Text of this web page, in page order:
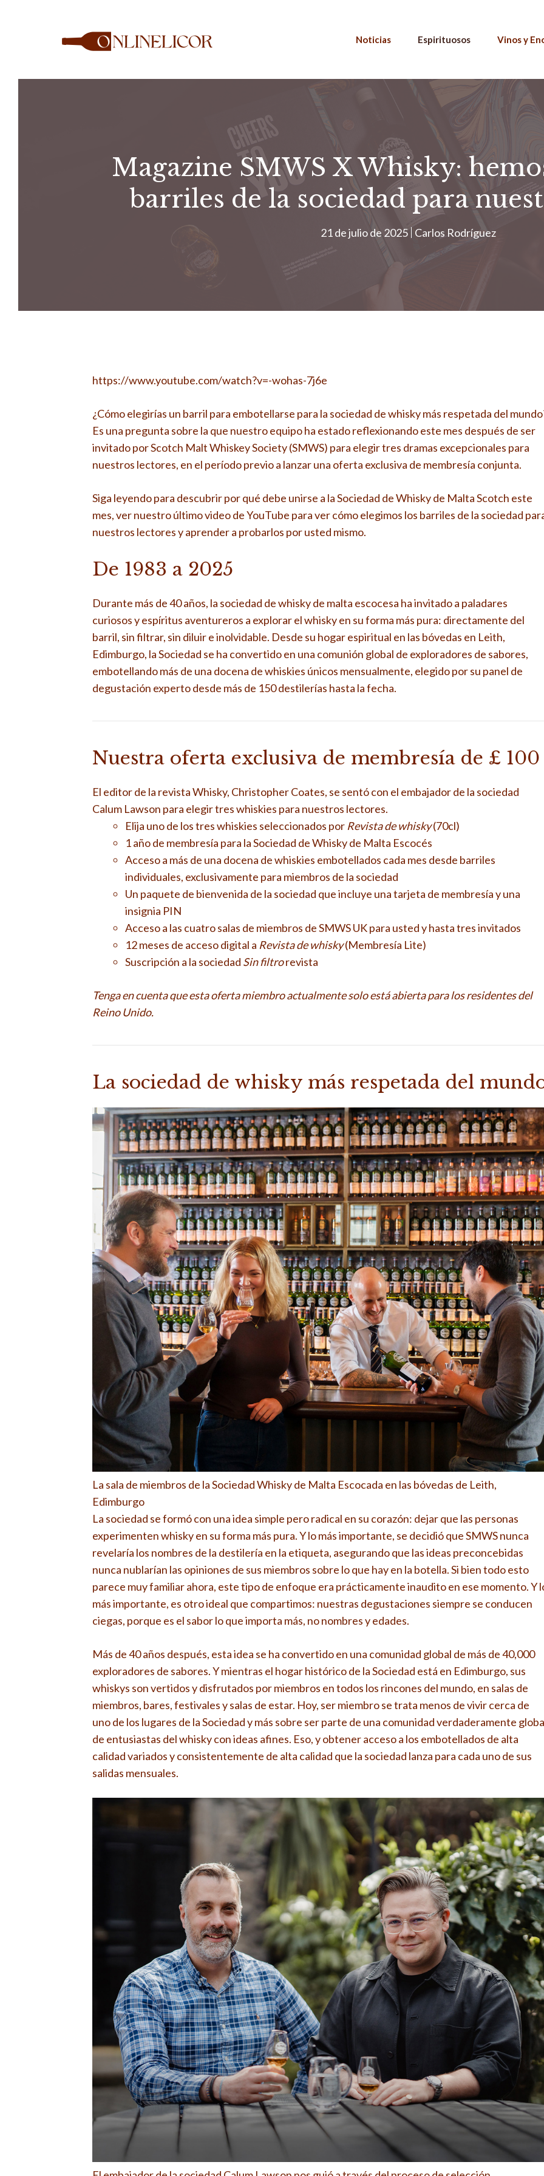
Noticias Espirituosos Vinos y
Magazine SMWS X Whisky:
barriles de la sociedad para
21 de julio de 2025 Carlos Rodríguez
https://www.youtube.com/watch?v=-wohas-7j6e
¿Cómo elegirías un barril para embotellarse para la sociedad de whisky más respetada del
Es una pregunta sobre la que nuestro equipo ha estado reflexionando este mes después de ser
invitado por Scotch Malt Whiskey Society (SMWS) para elegir tres dramas excepcionales para
nuestros lectores, en el período previo a lanzar una oferta exclusiva de membresía conjunta.
Siga leyendo para descubrir por qué debe unirse a la Sociedad de Whisky de Malta Scotch este
mes, ver nuestro último video de YouTube para ver cómo elegimos los barriles de la sociedad
nuestros lectores y aprender a probarlos por usted mismo.
De 1983 a 2025
Durante más de 40 años, la sociedad de whisky de malta escocesa ha invitado a paladares
curiosos y espíritus aventureros a explorar el whisky en su forma más pura: directamente del
barril, sin filtrar, sin diluir e inolvidable. Desde su hogar espiritual en las bóvedas en Leith,
Edimburgo, la Sociedad se ha convertido en una comunión global de exploradores de sabores,
embotellando más de una docena de whiskies únicos mensualmente, elegido por su panel de
degustación experto desde más de 150 destilerías hasta la fecha.
Nuestra oferta exclusiva de membresía de £ 100
El editor de la revista Whisky, Christopher Coates, se sentó con el embajador de la sociedad
Calum Lawson para elegir tres whiskies para nuestros lectores.
Elija uno de los tres whiskies seleccionados por Revista de whisky(70cl)
1 año de membresía para la Sociedad de Whisky de Malta Escocés
Acceso a más de una docena de whiskies embotellados cada mes desde barriles
individuales, exclusivamente para miembros de la sociedad
Un paquete de bienvenida de la sociedad que incluye una tarjeta de membresía y una
insignia PIN
Acceso a las cuatro salas de miembros de SMWS UK para usted y hasta tres invitados
12 meses de acceso digital a Revista de whisky(Membresía Lite)
Suscripción a la sociedad Sin filtrorevista
Tenga en cuenta que esta oferta miembro actualmente solo está abierta para los residentes del
Reino Unido.
La sociedad de whisky más respetada del
La sala de miembros de la Sociedad Whisky de Malta Escocada en las bóvedas de Leith,
Edimburgo
La sociedad se formó con una idea simple pero radical en su corazón: dejar que las personas
experimenten whisky en su forma más pura. Y lo más importante, se decidió que SMWS nunca
revelaría los nombres de la destilería en la etiqueta, asegurando que las ideas preconcebidas
nunca nublarían las opiniones de sus miembros sobre lo que hay en la botella. Si bien todo esto
parece muy familiar ahora, este tipo de enfoque era prácticamente inaudito en ese momento. Y
más importante, es otro ideal que compartimos: nuestras degustaciones siempre se conducen
ciegas, porque es el sabor lo que importa más, no nombres y edades.
Más de 40 años después, esta idea se ha convertido en una comunidad global de más de 40,000
exploradores de sabores. Y mientras el hogar histórico de la Sociedad está en Edimburgo, sus
whiskys son vertidos y disfrutados por miembros en todos los rincones del mundo, en salas de
miembros, bares, festivales y salas de estar. Hoy, ser miembro se trata menos de vivir cerca de
uno de los lugares de la Sociedad y más sobre ser parte de una comunidad verdaderamente
de entusiastas del whisky con ideas afines. Eso, y obtener acceso a los embotellados de alta
calidad variados y consistentemente de alta calidad que la sociedad lanza para cada uno de sus
salidas mensuales.